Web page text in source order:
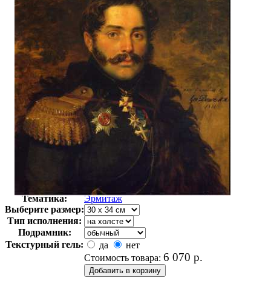
Неизвестно
Русская живопись XIX века
Тематика:
Эрмитаж
Выберите размер:
Тип исполнения:
Подрамник:
Текстурный гель:
да
нет
Стоимость товара: 6 070 р.